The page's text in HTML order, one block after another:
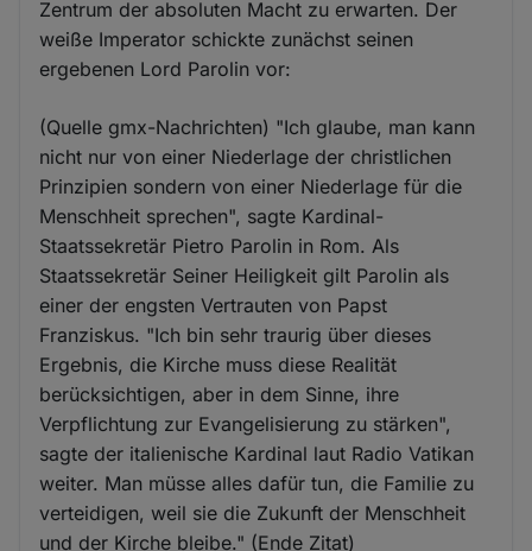
Zentrum der absoluten Macht zu erwarten. Der
weiße Imperator schickte zunächst seinen
ergebenen Lord Parolin vor:
(Quelle gmx-Nachrichten) "Ich glaube, man kann
nicht nur von einer Niederlage der christlichen
Prinzipien sondern von einer Niederlage für die
Menschheit sprechen", sagte Kardinal-
Staatssekretär Pietro Parolin in Rom. Als
Staatssekretär Seiner Heiligkeit gilt Parolin als
einer der engsten Vertrauten von Papst
Franziskus. "Ich bin sehr traurig über dieses
Ergebnis, die Kirche muss diese Realität
berücksichtigen, aber in dem Sinne, ihre
Verpflichtung zur Evangelisierung zu stärken",
sagte der italienische Kardinal laut Radio Vatikan
weiter. Man müsse alles dafür tun, die Familie zu
verteidigen, weil sie die Zukunft der Menschheit
und der Kirche bleibe." (Ende Zitat)